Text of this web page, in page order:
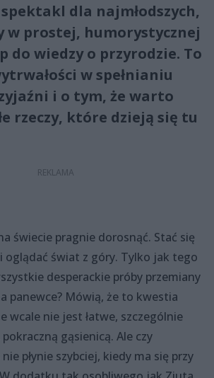
dla najmłodszych,
w prostej, humorystycznej
do wiedzy o przyrodzie. To
w spełnianiu
i o tym, że warto
rzeczy, które dzieją się tu
świecie pragnie dorosnąć. Stać się
oglądać świat z góry. Tylko jak tego
desperackie próby przemiany
panewce? Mówią, że to kwestia
wcale nie jest łatwe, szczególnie
gąsienicą. Ale czy
płynie szybciej, kiedy ma się przy